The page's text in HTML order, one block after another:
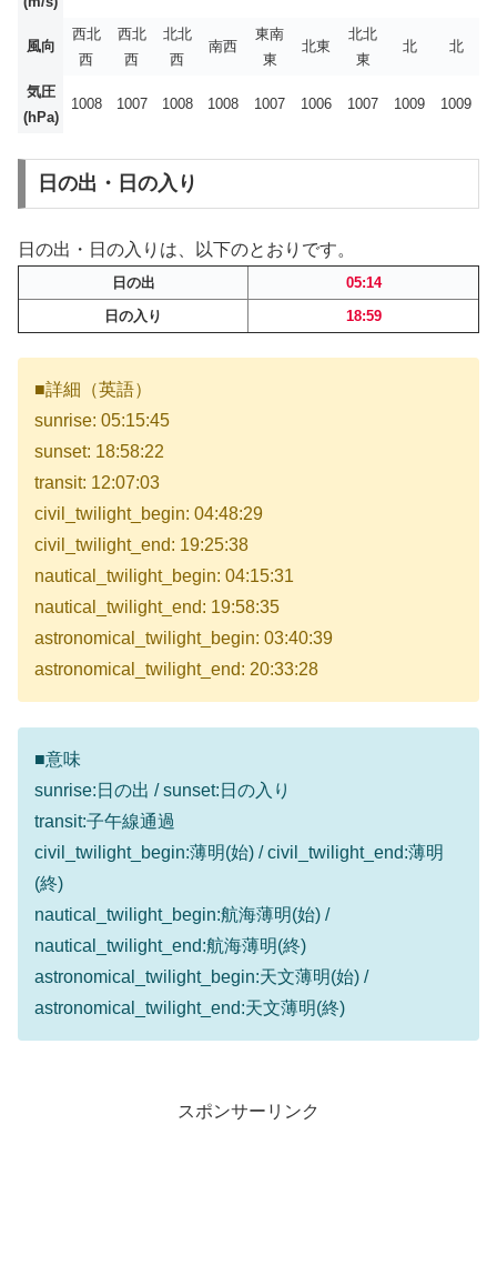
風向
西北
西
西北
西
北北
西
南西
東南
東
北東
北北
東
北 北
気圧
(hPa)
1008 1007 1008 1008 1007 1006 1007 1009 1009
日の出・日の入り
日の出・日の入りは、以下のとおりです。
日の出
05:14
日の入り
18:59
■詳細（英語）
sunrise: 05:15:45
sunset: 18:58:22
transit: 12:07:03
civil_twilight_begin: 04:48:29
civil_twilight_end: 19:25:38
nautical_twilight_begin: 04:15:31
nautical_twilight_end: 19:58:35
astronomical_twilight_begin: 03:40:39
astronomical_twilight_end: 20:33:28
■意味
sunrise:日の出 / sunset:日の入り
transit:子午線通過
civil_twilight_begin:薄明(始) / civil_twilight_end:薄明
(終)
nautical_twilight_begin:航海薄明(始) /
nautical_twilight_end:航海薄明(終)
astronomical_twilight_begin:天文薄明(始) /
astronomical_twilight_end:天文薄明(終)
スポンサーリンク